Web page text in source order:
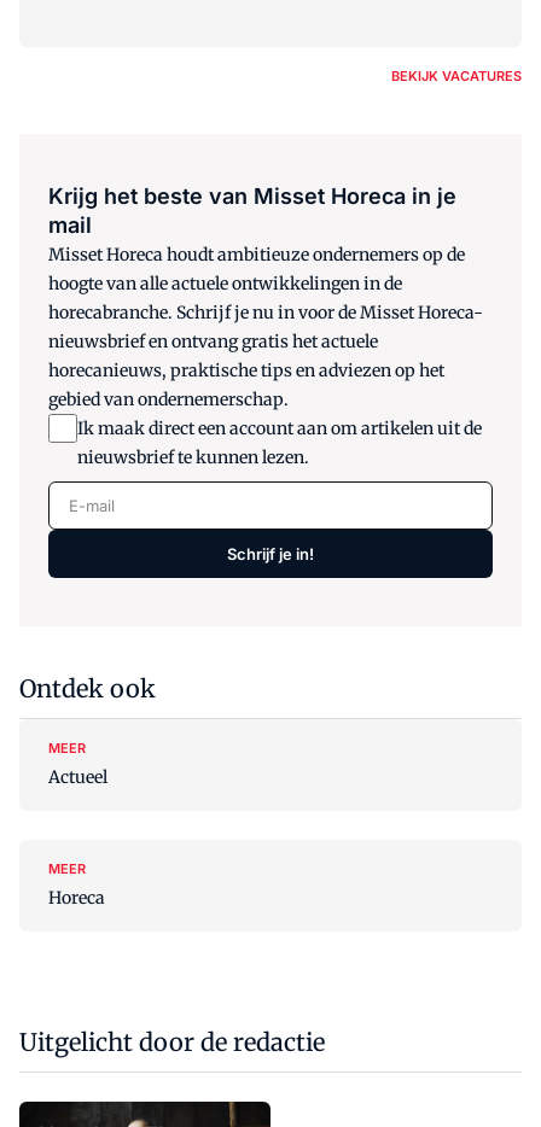
BEKIJK VACATURES
Krijg het beste van Misset Horeca in je
mail
Misset Horeca houdt ambitieuze ondernemers op de
hoogte van alle actuele ontwikkelingen in de
horecabranche. Schrijf je nu in voor de Misset Horeca-
nieuwsbrief en ontvang gratis het actuele
horecanieuws, praktische tips en adviezen op het
gebied van ondernemerschap.
Ik maak direct een account aan om artikelen uit de
nieuwsbrief te kunnen lezen.
E-mail
Schrijf je in!
Ontdek ook
MEER
Actueel
MEER
Horeca
Uitgelicht door de redactie